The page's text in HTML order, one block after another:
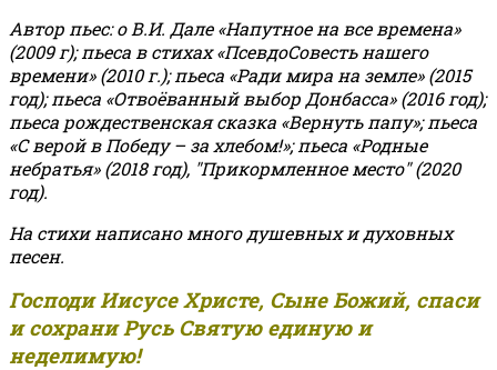
Автор пьес: о В.И. Дале «Напутное на все времена»
(2009 г); пьеса в стихах «ПсевдоСовесть нашего
времени» (2010 г.); пьеса «Ради мира на земле» (2015
год); пьеса «Отвоёванный выбор Донбасса» (2016 год);
пьеса рождественская сказка «Вернуть папу»; пьеса
«С верой в Победу – за хлебом!»;пьеса «Родные
небратья» (2018 год), "Прикормленное место" (2020
год).
На стихи написано много душевных и духовных
песен.
Господи Иисусе Христе, Сыне Божий, спаси
и сохрани Русь Святую единую и
неделимую!